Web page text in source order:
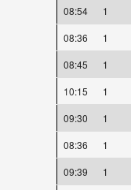
08:54
1
08:36
1
08:45
1
10:15
1
09:30
1
08:36
1
09:39
1